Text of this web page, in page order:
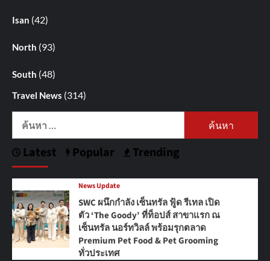
Isan (42)
North (93)
South (48)
Travel News (314)
ค้นหา
Latest Popular Trending
News Update
SWC ผนึกกำลัง เซ็นทรัล ฟู้ด รีเทล เปิด
ตัว ‘The Goody’ ที่ท็อปส์ สาขาแรก ณ
เซ็นทรัล นอร์ทวิลล์ พร้อมรุกตลาด
Premium Pet Food & Pet Grooming
ทั่วประเทศ